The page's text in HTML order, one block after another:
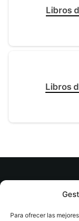
Para ofrecer las
Libros
Libros
©